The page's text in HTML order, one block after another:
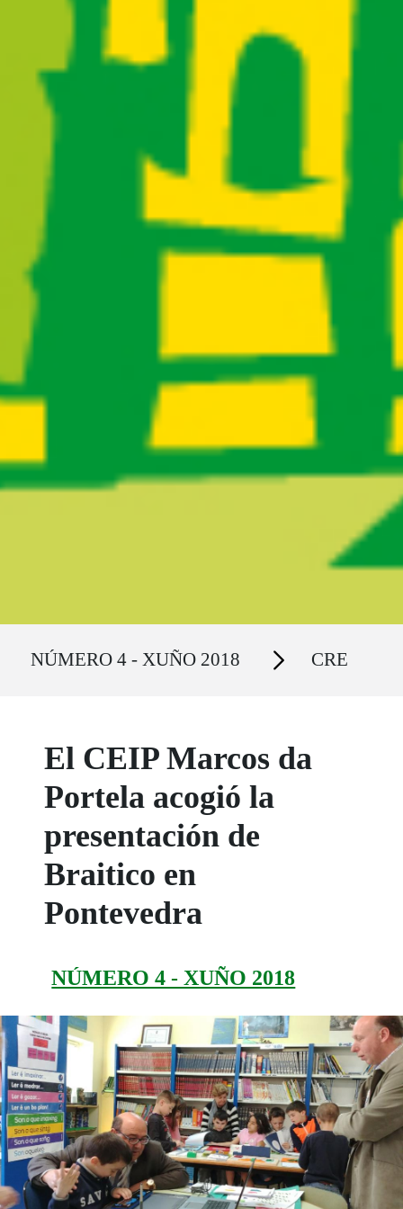
NÚMERO 4 - XUÑO 2018 Secciones CRE
El CEIP Marcos da
Portela acogió la
presentación de
Braitico en
Pontevedra
NÚMERO 4 - XUÑO 2018